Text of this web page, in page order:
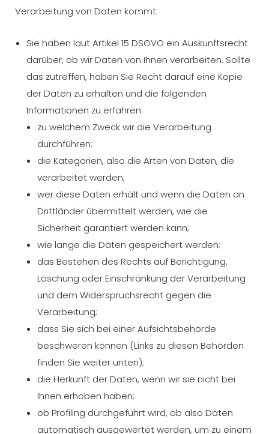
Verarbeitung von Daten kommt:
Sie haben laut Artikel 15 DSGVO ein Auskunftsrecht
darüber, ob wir Daten von Ihnen verarbeiten. Sollte
das zutreffen, haben Sie Recht darauf eine Kopie
der Daten zu erhalten und die folgenden
Informationen zu erfahren:
zu welchem Zweck wir die Verarbeitung
durchführen;
die Kategorien, also die Arten von Daten, die
verarbeitet werden;
wer diese Daten erhält und wenn die Daten an
Drittländer übermittelt werden, wie die
Sicherheit garantiert werden kann;
wie lange die Daten gespeichert werden;
das Bestehen des Rechts auf Berichtigung,
Löschung oder Einschränkung der Verarbeitung
und dem Widerspruchsrecht gegen die
Verarbeitung;
dass Sie sich bei einer Aufsichtsbehörde
beschweren können (Links zu diesen Behörden
finden Sie weiter unten);
die Herkunft der Daten, wenn wir sie nicht bei
Ihnen erhoben haben;
ob Profiling durchgeführt wird, ob also Daten
automatisch ausgewertet werden, um zu einem